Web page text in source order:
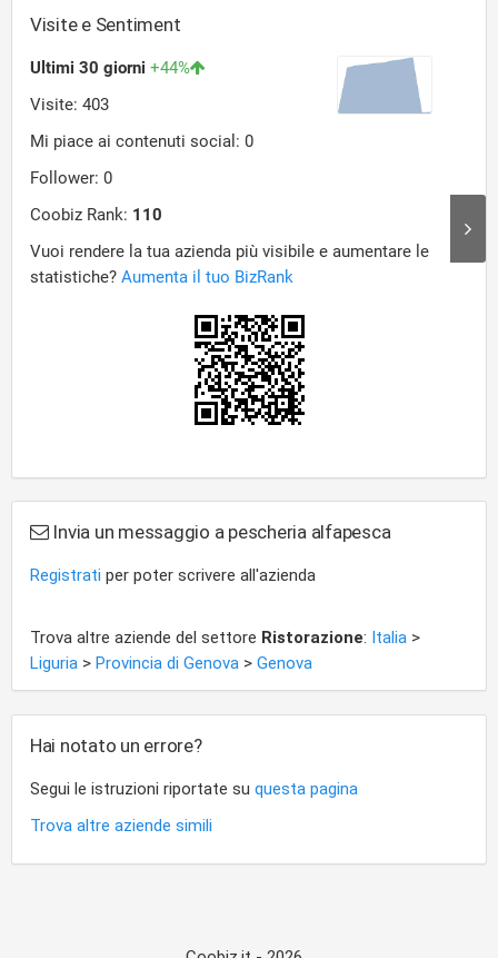
Visite e Sentiment
Invia un messaggio a pescheria alfapesca
Registrati per poter scrivere all'azienda
Trova altre aziende del settore Ristorazione: Italia >
Liguria > Provincia di Genova > Genova
Hai notato un errore?
Segui le istruzioni riportate su questa pagina
Trova altre aziende simili